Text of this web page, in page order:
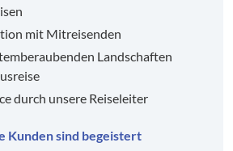
mit Mitreisenden
Landschaften
durch unsere Reiseleiter
Kunden sind begeistert